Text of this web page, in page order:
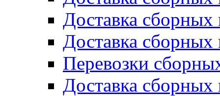
Доставка сборных
Доставка сборных
Перевозки
Доставка сборных